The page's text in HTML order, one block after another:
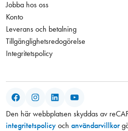
Jobba hos oss
Konto
Leverans och betalning
Tillgänglighetsredogörelse
Integritetspolicy
Facebook
Instagram
LinkedIn
Den här webbplatsen skyddas av
integritetspolicy och användarvillkor